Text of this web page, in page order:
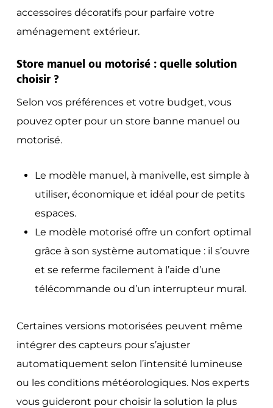
accessoires décoratifs pour parfaire votre
aménagement extérieur.
Store manuel ou motorisé : quelle solution
choisir ?
Selon vos préférences et votre budget, vous
pouvez opter pour un store banne manuel ou
motorisé.
Le modèle manuel, à manivelle, est simple à
utiliser, économique et idéal pour de petits
espaces.
Le modèle motorisé offre un confort optimal
grâce à son système automatique : il s’ouvre
et se referme facilement à l’aide d’une
télécommande ou d’un interrupteur mural.
Certaines versions motorisées peuvent même
intégrer des capteurs pour s’ajuster
automatiquement selon l’intensité lumineuse
ou les conditions météorologiques. Nos experts
vous guideront pour choisir la solution la plus